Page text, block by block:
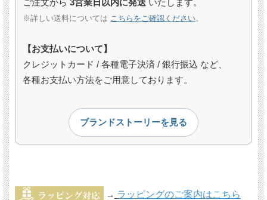
ご注文から 3営業日以内に発送 いたします。
※詳しい送料については こちらをご確認ください。
【お支払いについて】
クレジットカード / 各種電子決済 / 銀行振込 など、
各種お支払い方法をご用意しております。
ブランドストーリーを見る
→ ラッピングのご案内はこちら